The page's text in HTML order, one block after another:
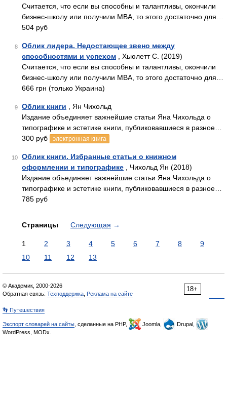
Считается, что если вы способны и талантливы, окончили
бизнес-школу или получили MBA, то этого достаточно для…
504 руб
8
Облик лидера. Недостающее звено между
способностями и успехом , Хьюлетт С. (2019)
Считается, что если вы способны и талантливы, окончили
бизнес-школу или получили MBA, то этого достаточно для…
666 грн (только Украина)
9 Облик книги , Ян Чихольд
Издание объединяет важнейшие статьи Яна Чихольда о
типографике и эстетике книги, публиковавшиеся в разное…
300 руб
электронная книга
10
Облик книги. Избранные статьи о книжном
оформлении и типографике , Чихольд Ян (2018)
Издание объединяет важнейшие статьи Яна Чихольда о
типографике и эстетике книги, публиковавшиеся в разное…
785 руб
Страницы Следующая →
1 2 3 4 5 6 7 8
9
10
11 12 13
18+
© Академик, 2000-2026
Обратная связь: Техподдержка Реклама на сайте
👣 Путешествия
Экспорт словарей на сайты , сделанные на PHP, Joomla,
Drupal,
WordPress, MODx.